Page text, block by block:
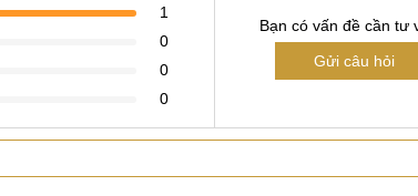
C3
và số điện thoại liên hệ để bạn tiện theo dõi:
1
0
0
0
Bạn có vấn đề cần tư
Gửi câu hỏi